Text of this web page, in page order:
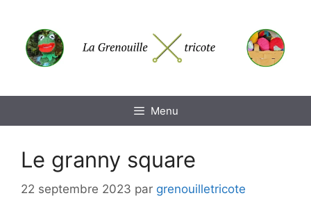
contenu
Menu
Le granny square
22 septembre 2023 par grenouilletricote